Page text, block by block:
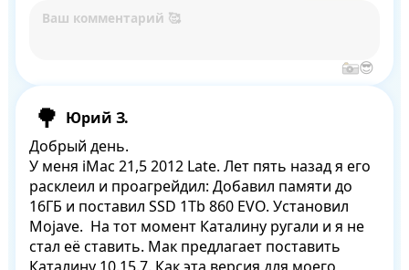
Юрий З.
Добрый день.
У меня iMac 21,5 2012 Late. Лет пять назад я его
расклеил и проагрейдил: Добавил памяти до
16ГБ и поставил SSD 1Tb 860 EVO. Установил
Mojave.  На тот момент Каталину ругали и я не
стал её ставить. Мак предлагает поставить